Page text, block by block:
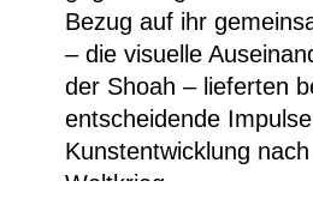
Bezug auf ihr
– die visuelle
der Shoah – lieferten
entscheidende
Kunstentwicklung
Weltkrieg.